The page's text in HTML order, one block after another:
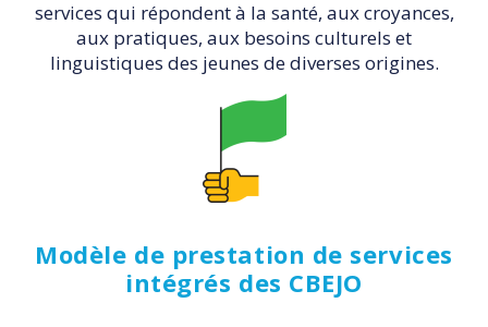
services qui répondent à la santé, aux croyances,
aux pratiques, aux besoins culturels et
linguistiques des jeunes de diverses origines.
Modèle de prestation de services
intégrés des CBEJO